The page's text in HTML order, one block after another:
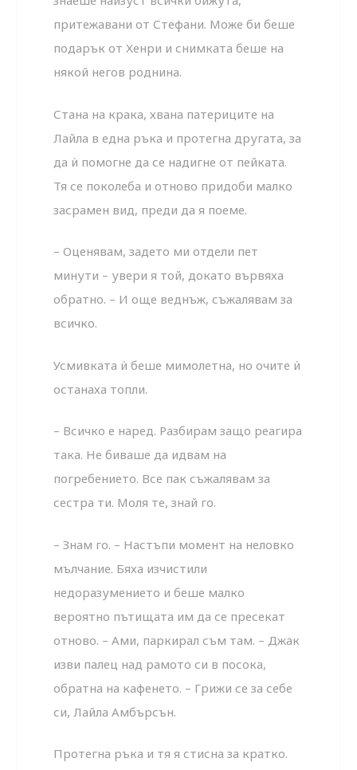
притежавани от Стефани. Може би беше
подарък от Хенри и снимката беше на
някой негов роднина.
Стана на крака, хвана патериците на
Лайла в една ръка и протегна другата, за
да ѝ помогне да се надигне от пейката.
Тя се поколеба и отново придоби малко
засрамен вид, пре­ди да я поеме.
– Оценявам, задето ми отдели пет
минути – увери я той, докато вървяха
обратно. – И още веднъж, съжалявам за
всичко.
Усмивката ѝ беше мимолетна, но очите ѝ
останаха топли.
– Всичко е наред. Разбирам защо реагира
така. Не бива­ше да идвам на
погребението. Все пак съжалявам за
сестра ти. Моля те, знай го.
– Знам го. – Настъпи момент на неловко
мълчание. Бяха изчистили
недоразумението и беше малко
вероятно пъти­щата им да се пресекат
отново. – Ами, паркирал съм там. – Джак
изви палец над рамото си в посока,
обратна на кафе­нето. – Грижи се за себе
си, Лайла Амбърсън.
Протегна ръка и тя я стисна за кратко.